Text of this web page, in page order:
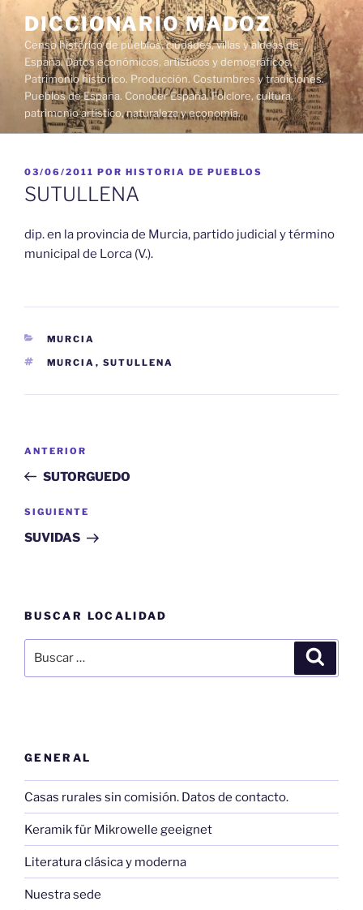
contenido
DICCIONARIO MADOZ
Censo histórico de pueblos, ciudades, villas y aldeas de
España. Datos económicos, artísticos y demográficos.
Patrimonio histórico. Producción. Costumbres y tradiciones.
Pueblos de España. Conocer España. Folclore, cultura,
patrimonio artístico, naturaleza y economía.
PUBLICADO
EL
03/06/2011 POR HISTORIA DE PUEBLOS
SUTULLENA
dip. en la provincia de Murcia, partido judicial y término
municipal de Lorca (V.).
CATEGORÍAS
MURCIA
ETIQUETAS
MURCIA , SUTULLENA
entradas
Entrada
anterior:
ANTERIOR
SUTORGUEDO
Siguiente
entrada
SIGUIENTE
SUVIDAS
BUSCAR LOCALIDAD
por:
GENERAL
Casas rurales sin comisión. Datos de contacto.
Keramik für Mikrowelle geeignet
Literatura clásica y moderna
Nuestra sede